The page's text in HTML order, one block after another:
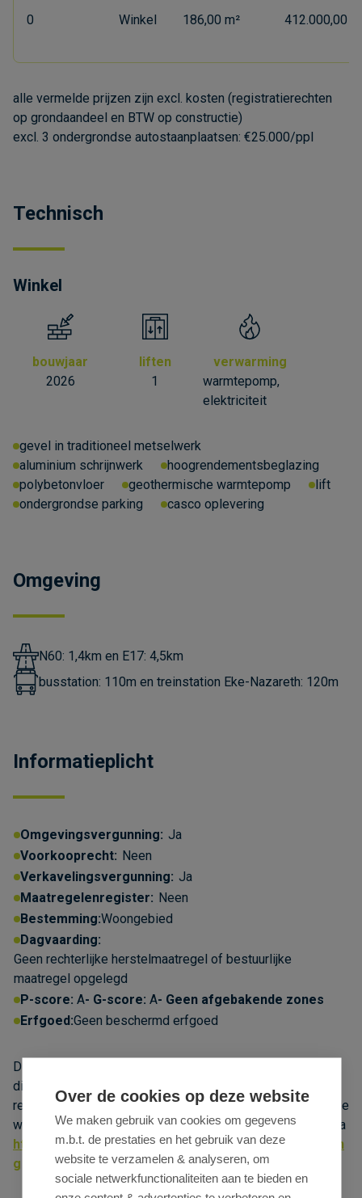
0 Winkel 186,00 m² 412.000,00 €
alle vermelde prijzen zijn excl. kosten (registratierechten
op grondaandeel en BTW op constructie)
excl. 3 ondergrondse autostaanplaatsen: €25.000/ppl
Technisch
Winkel
bouwjaar
2026
liften
1
verwarming
warmtepomp,
elektriciteit
gevel in traditioneel metselwerk
aluminium schrijnwerk
hoogrendementsbeglazing
polybetonvloer
geothermische warmtepomp
lift
ondergrondse parking
casco oplevering
Omgeving
N60: 1,4km en E17: 4,5km
busstation: 110m en treinstation Eke-Nazareth: 120m
Informatieplicht
Omgevingsvergunning: Ja
Voorkooprecht: Neen
Verkavelingsvergunning: Ja
Maatregelenregister: Neen
Bestemming:Woongebied
Dagvaarding:
Geen rechterlijke herstelmaatregel of bestuurlijke
maatregel opgelegd
P-score: A G-score: A Geen afgebakende zones
Erfgoed:Geen beschermd erfgoed
Dit pand kan onderhevig zijn aan de renovatieverplichting
die door de Vlaamse Overheid wordt opgelegd voor niet-
residentiële gebouwen. Consulteer voor meer informatie de
website van het Vlaams Energie- en Klimaatagentschap via
https://www.energiesparen.be/nr/renovatieverplichtin
g
Over de cookies op deze website
We maken gebruik van cookies om gegevens
m.b.t. de prestaties en het gebruik van deze
website te verzamelen & analyseren, om
sociale netwerkfunctionaliteiten aan te bieden en